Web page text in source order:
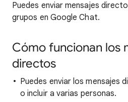
Puedes enviar mensajes
grupos en Google Chat.
Cómo funcionan los
directos
Puedes enviar los mensajes
o incluir a varias personas.